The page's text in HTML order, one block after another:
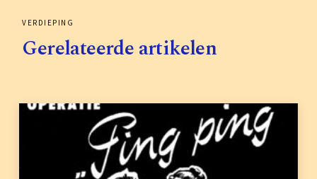
VERDIEPING
Gerelateerde artikelen